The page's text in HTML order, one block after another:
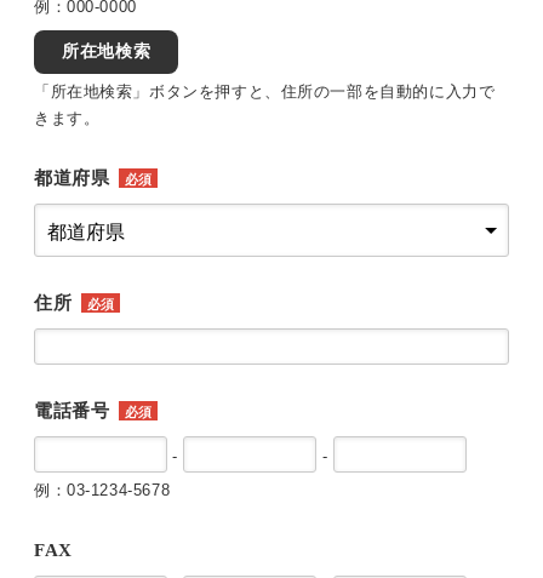
例：000-0000
所在地検索
「所在地検索」ボタンを押すと、住所の一部を自動的に入力で
きます。
都道府県 必須
住所 必須
電話番号 必須
-
-
例：03-1234-5678
FAX